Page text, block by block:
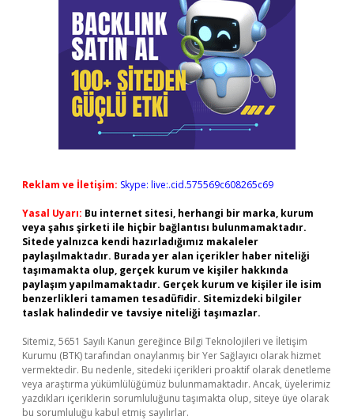
Reklam ve İletişim: Skype: live:.cid.575569c608265c69
Yasal Uyarı: Bu internet sitesi, herhangi bir marka, kurum
veya şahıs şirketi ile hiçbir bağlantısı bulunmamaktadır.
Sitede yalnızca kendi hazırladığımız makaleler
paylaşılmaktadır. Burada yer alan içerikler haber niteliği
taşımamakta olup, gerçek kurum ve kişiler hakkında
paylaşım yapılmamaktadır. Gerçek kurum ve kişiler ile isim
benzerlikleri tamamen tesadüfidir. Sitemizdeki bilgiler
taslak halindedir ve tavsiye niteliği taşımazlar.
Sitemiz, 5651 Sayılı Kanun gereğince Bilgi Teknolojileri ve İletişim
Kurumu (BTK) tarafından onaylanmış bir Yer Sağlayıcı olarak hizmet
vermektedir. Bu nedenle, sitedeki içerikleri proaktif olarak denetleme
veya araştırma yükümlülüğümüz bulunmamaktadır. Ancak, üyelerimiz
yazdıkları içeriklerin sorumluluğunu taşımakta olup, siteye üye olarak
bu sorumluluğu kabul etmiş sayılırlar.